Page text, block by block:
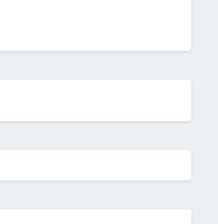
Vörösmarty Rádió